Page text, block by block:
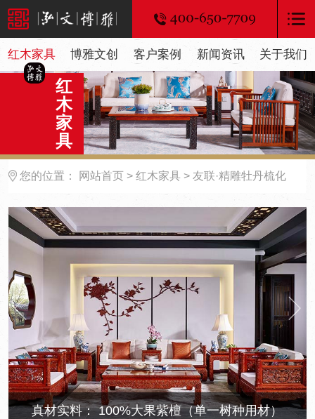
红木家具 博雅文创 客户案例 新闻资讯 关于我们
红
木
家
具
您的位置： 网站首页> 红木家具> 友联·精雕牡丹梳化
韵味十足的搭配